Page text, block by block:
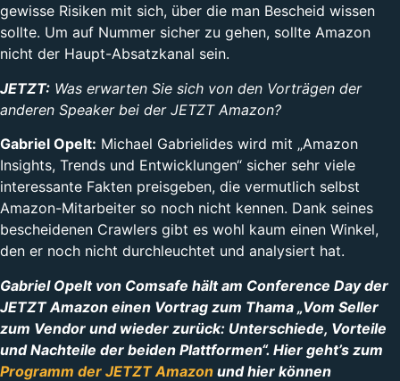
gewisse Risiken mit sich, über die man Bescheid wissen
sollte. Um auf Nummer sicher zu gehen, sollte Amazon
nicht der Haupt-Absatzkanal sein.
JETZT: Was erwarten Sie sich von den Vorträgen der
anderen Speaker bei der JETZT Amazon?
Gabriel Opelt: Michael Gabrielides wird mit „Amazon
Insights, Trends und Entwicklungen“ sicher sehr viele
interessante Fakten preisgeben, die vermutlich selbst
Amazon-Mitarbeiter so noch nicht kennen. Dank seines
bescheidenen Crawlers gibt es wohl kaum einen Winkel,
den er noch nicht durchleuchtet und analysiert hat.
Gabriel Opelt von Comsafe hält am Conference Day der
JETZT Amazon einen Vortrag zum Thama „Vom Seller
zum Vendor und wieder zurück: Unterschiede, Vorteile
und Nachteile der beiden Plattformen“. Hier geht’s zum
Programm der JETZT Amazon und hier können